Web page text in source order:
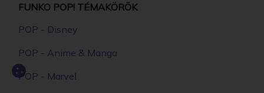
FUNKO POP! TÉMAKÖRÖK
POP - Disney
POP - Anime & Manga
POP - Marvel